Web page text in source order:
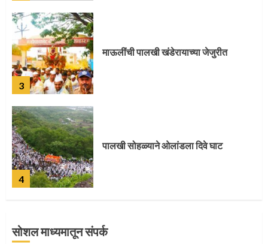
3
माऊलींची पालखी खंडेरायाच्या जेजुरीत
4
पालखी सोहळ्याने ओलांडला दिवे घाट
पुणेकरांकडून पालख्यांचे उत्साही स्वागत
सोशल माध्यमातून संपर्क